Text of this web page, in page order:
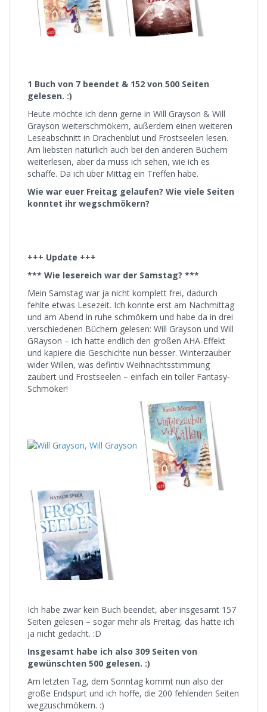
1 Buch von 7 beendet & 152 von 500 Seiten
gelesen. :)
Heute möchte ich denn gerne in Will Grayson & Will
Grayson weiterschmökern, außerdem einen weiteren
Leseabschnitt in Drachenblut und Frostseelen lesen.
Am liebsten natürlich auch bei den anderen Büchern
weiterlesen, aber da muss ich sehen, wie ich es
schaffe. Da ich über Mittag ein Treffen habe.
Wie war euer Freitag gelaufen? Wie viele Seiten
konntet ihr wegschmökern?
+++ Update +++
*** Wie lesereich war der Samstag? ***
Mein Samstag war ja nicht komplett frei, dadurch
fehlte etwas Lesezeit. Ich konnte erst am Nachmittag
und am Abend in ruhe schmökern und habe da in drei
verschiedenen Büchern gelesen: Will Grayson und Will
GRayson – ich hatte endlich den großen AHA-Effekt
und kapiere die Geschichte nun besser. Winterzauber
wider Willen, was defintiv Weihnachtsstimmung
zaubert und Frostseelen – einfach ein toller Fantasy-
Schmöker!
Ich habe zwar kein Buch beendet, aber insgesamt 157
Seiten gelesen – sogar mehr als Freitag, das hätte ich
ja nicht gedacht. :D
Insgesamt habe ich also 309 Seiten von
gewünschten 500 gelesen. :)
Am letzten Tag, dem Sonntag kommt nun also der
große Endspurt und ich hoffe, die 200 fehlenden Seiten
wegzuschmökern. :)